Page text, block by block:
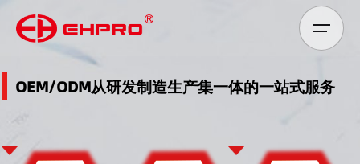
content
OEM/ODM从研发制造生产集一体的一站式服务